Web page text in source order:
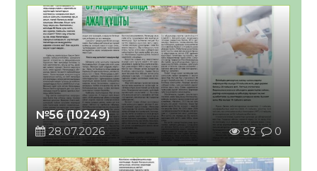
№56 (10249)
28.07.2026
93 0